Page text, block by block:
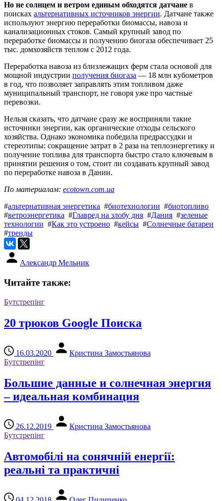
Но не солнцем и ветром единым обходятся датчане в
поисках альтернативных источников энергии. Датчане также
используют энергию переработки биомассы, навоза и
канализационных стоков. Самый крупный завод по
переработке биомассы и получению биогаза обеспечивает 25
тыс. домхозяйств теплом с 2012 года.
Переработка навоза из близлежащих ферм стала основой для
мощной индустрии получения биогаза — 18 млн кубометров
в год, что позволяет заправлять этим топливом даже
муниципальный транспорт, не говоря уже про частные
перевозки.
Нельзя сказать, что датчане сразу же восприняли такие
источники энергии, как органические отходы сельского
хозяйства. Однако экономика победила предрассудки и
стереотипы: сокращение затрат в 2 раза на теплоэнергетику и
получение топлива для транспорта быстро стало ключевым в
принятии решения о том, стоит ли создавать крупный завод
по переработке навоза в Дании.
По материалам: ecotown.com.ua
#альтернативная энергетика #биотехнологии #биотопливо
#ветроэнергетика #Главред на злобу дня #Дания #зеленые
технологии #Как это устроено #кейсы #Солнечные батареи
#тренды
Александр Мельник
Читайте также:
Бутстрепінг
20 трюков Google Поиска
16.03.2020
Кристина Замостьянова
Бутстрепінг
Большие данные и солнечная энергия
– идеальная комбинация
26.12.2019
Кристина Замостьянова
Бутстрепінг
Автомобілі на сонячній енергії:
реальні та практичні